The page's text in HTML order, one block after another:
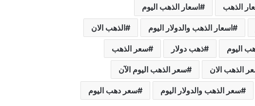
الذهب اسعار الذهب اليوم
اسعار الذهب والدولار اليوم الذهب الان
اليوم ذهب دولار سعر الذهب
الذهب الان سعر الذهب اليوم الآن
سعر الذهب والدولار اليوم سعر دهب اليوم